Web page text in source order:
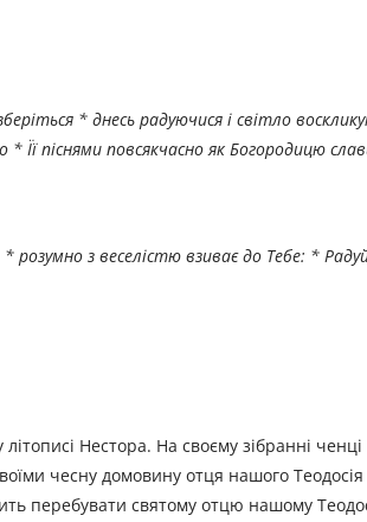
* днесь радуючися і світло
піснями повсякчасно як Богородицю
розумно з веселістю взиває до Тебе: *
Нестора. На своєму зібранні
чесну домовину отця нашого Теодосія
перебувати святому отцю нашому